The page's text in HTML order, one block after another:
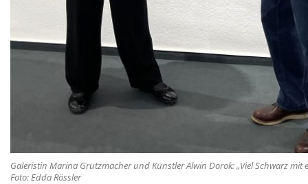
Galeristin Marina Grützmacher und Künstler Alwin Dorok: „Viel Schwarz mit
Foto: Edda Rössler